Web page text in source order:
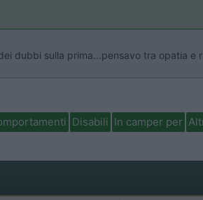
dubbi sulla prima...pensavo tra opatia e
Disabili In camper per